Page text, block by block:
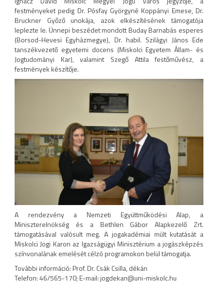
festményeket pedig Dr. Pósfay Györgyné Koppányi Emese, Dr.
Bruckner Győző unokája, azok elkészítésének támogatója
leplezte le. Ünnepi beszédet mondott Buday Barnabás esperes
(Borsod-Hevesi Egyházmegye), Dr. habil. Szilágyi János Ede
tanszékvezető egyetemi docens (Miskolci Egyetem Állam- és
Jogtudományi Kar), valamint Szegő Attila festőművész, a
festmények készítője.
A rendezvény a Nemzeti Együttműködési Alap, a
Miniszterelnökség és a Bethlen Gábor Alapkezelő Zrt.
támogatásával valósult meg. A jogakadémiai múlt kutatását a
Miskolci Jogi Karon az Igazságügyi Minisztérium a jogászképzés
színvonalának emelését célzó programokon belül támogatja.
További információ: Prof. Dr. Csák Csilla, dékán
Telefon: 46/565-170; E-mail: jogdekan@uni-miskolc.hu